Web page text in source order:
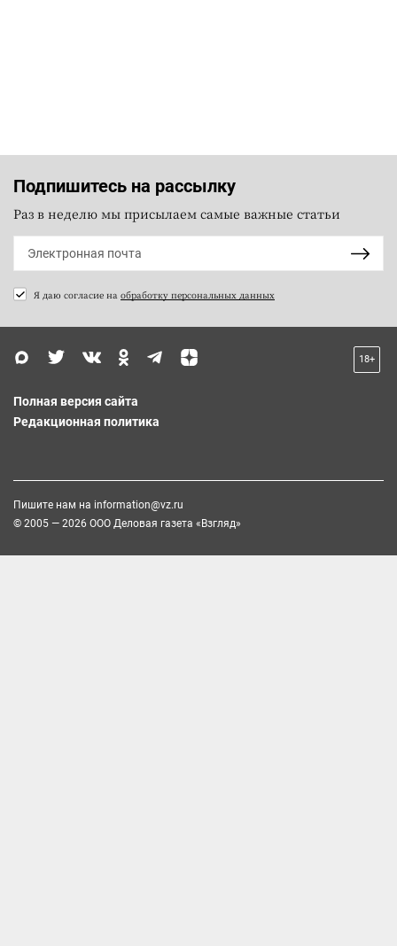
Подпишитесь на рассылку
Раз в неделю мы присылаем самые важные статьи
Я даю согласие на обработку персональных данных
18+
Полная версия сайта
Редакционная политика
Пишите нам на information@vz.ru
© 2005 — 2026 ООО Деловая газета «Взгляд»